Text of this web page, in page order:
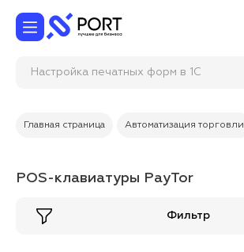
Настройка печатных форм в 1С
Главная страница Автоматизация торговли
POS-клавиатуры PayTor
Фильтр